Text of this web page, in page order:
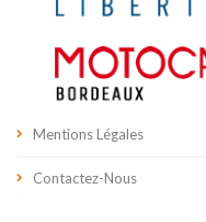
Mentions Légales
Contactez-Nous